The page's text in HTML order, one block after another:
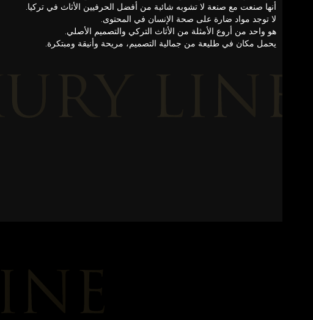
أنها صنعت مع صنعة لا تشوبه شائبة من أفضل الحرفيين الأثاث في تركيا.
لا توجد مواد ضارة على صحة الإنسان في المحتوى.
هو واحد من أروع الأمثلة من الأثاث التركي والتصميم الأصلي.
يحمل مكان في طليعة من جمالية التصميم، مريحة وأنيقة ومبتكرة.